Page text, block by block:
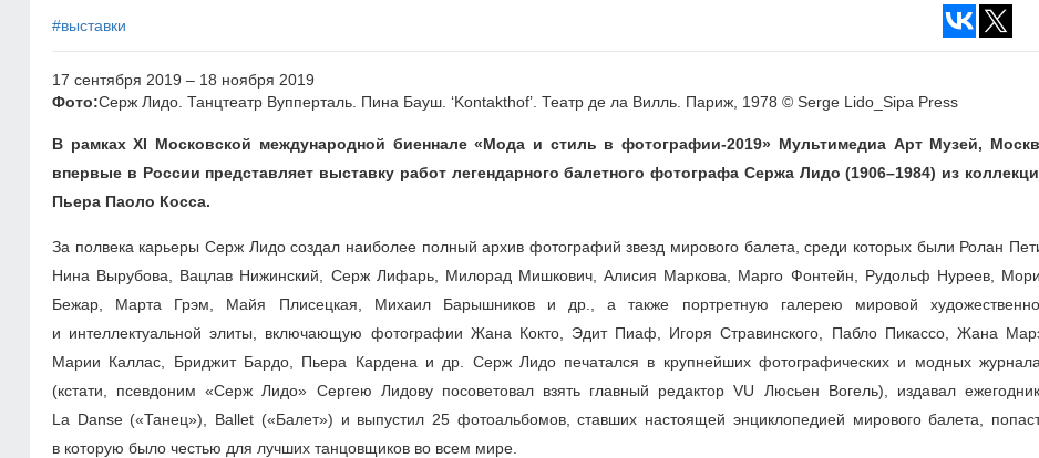
#выставки
17 сентября 2019 – 18 ноября 2019
Фото:Серж Лидо. Танцтеатр Вупперталь. Пина Бауш. ‘Kontakthof’. Театр де ла Вилль. Париж, 1978 © Serge Lido_Sipa Press
В рамках XI Московской международной биеннале «Мода и стиль в фотографии-2019» Мультимедиа Арт Музей,
впервые в России представляет выставку работ легендарного балетного фотографа Сержа Лидо(1906–1984) из
Пьера Паоло Косса.
За полвека карьеры Серж Лидо создал наиболее полный архив фотографий звезд мирового балета, среди которых были Ролан
Нина Вырубова, Вацлав Нижинский, Серж Лифарь, Милорад Мишкович, Алисия Маркова, Марго Фонтейн, Рудольф Нуреев,
Бежар, Марта Грэм, Майя Плисецкая, Михаил Барышников и др., а также портретную галерею мировой
и интеллектуальной элиты, включающую фотографии Жана Кокто, Эдит Пиаф, Игоря Стравинского, Пабло Пикассо, Жана
Марии Каллас, Бриджит Бардо, Пьера Кардена и др. Серж Лидо печатался в крупнейших фотографических и модных
(кстати, псевдоним «Серж Лидо» Сергею Лидову посоветовал взять главный редактор VU Люсьен Вогель), издавал
La Danse («Танец»), Ballet («Балет») и выпустил 25 фотоальбомов, ставших настоящей энциклопедией мирового балета,
в которую было честью для лучших танцовщиков во всем мире.